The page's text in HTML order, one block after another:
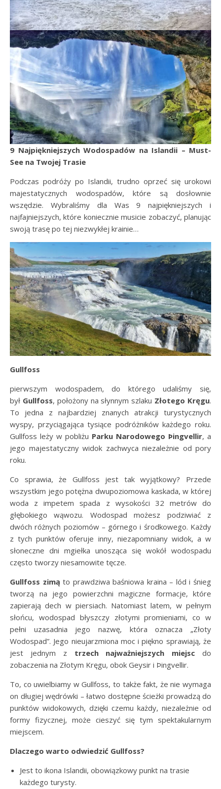
9 Najpiękniejszych Wodospadów na Islandii – Must-
See na Twojej Trasie
Podczas podróży po Islandii, trudno oprzeć się urokowi
majestatycznych wodospadów, które są dosłownie
wszędzie. Wybraliśmy dla Was 9 najpiękniejszych i
najfajniejszych, które koniecznie musicie zobaczyć, planując
swoją trasę po tej niezwykłej krainie…
Gullfoss
pierwszym wodospadem, do którego udaliśmy się,
był Gullfoss, położony na słynnym szlaku Złotego Kręgu.
To jedna z najbardziej znanych atrakcji turystycznych
wyspy, przyciągająca tysiące podróżników każdego roku.
Gullfoss leży w pobliżu Parku Narodowego Þingvellir, a
jego majestatyczny widok zachwyca niezależnie od pory
roku.
Co sprawia, że Gullfoss jest tak wyjątkowy? Przede
wszystkim jego potężna dwupoziomowa kaskada, w której
woda z impetem spada z wysokości 32 metrów do
głębokiego wąwozu. Wodospad możesz podziwiać z
dwóch różnych poziomów – górnego i środkowego. Każdy
z tych punktów oferuje inny, niezapomniany widok, a w
słoneczne dni mgiełka unosząca się wokół wodospadu
często tworzy niesamowite tęcze.
Gullfoss zimą to prawdziwa baśniowa kraina – lód i śnieg
tworzą na jego powierzchni magiczne formacje, które
zapierają dech w piersiach. Natomiast latem, w pełnym
słońcu, wodospad błyszczy złotymi promieniami, co w
pełni uzasadnia jego nazwę, która oznacza „Złoty
Wodospad”. Jego nieujarzmiona moc i piękno sprawiają, że
jest jednym z trzech najważniejszych miejsc do
zobaczenia na Złotym Kręgu, obok Geysir i Þingvellir.
To, co uwielbiamy w Gullfoss, to także fakt, że nie wymaga
on długiej wędrówki – łatwo dostępne ścieżki prowadzą do
punktów widokowych, dzięki czemu każdy, niezależnie od
formy fizycznej, może cieszyć się tym spektakularnym
miejscem.
Dlaczego warto odwiedzić Gullfoss?
Jest to ikona Islandii, obowiązkowy punkt na trasie
każdego turysty.